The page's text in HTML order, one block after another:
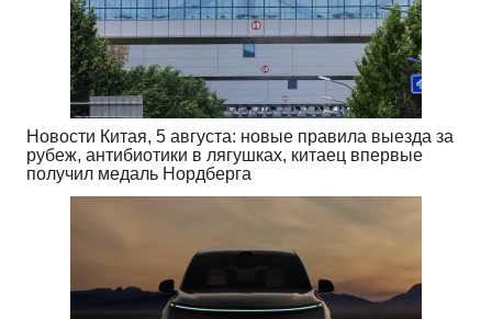
Новости Китая, 5 августа: новые правила выезда за
рубеж, антибиотики в лягушках, китаец впервые
получил медаль Нордберга